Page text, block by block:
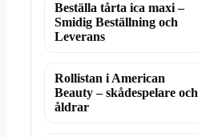
Beställa tårta ica maxi –
Smidig Beställning och
Leverans
Rollistan i American
Beauty – skådespelare och
åldrar